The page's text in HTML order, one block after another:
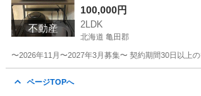
不動産
100,000円
2LDK
北海道 亀田郡
〜2026年11月〜2027年3月募集〜 契約期間30日以
ページTOPへ